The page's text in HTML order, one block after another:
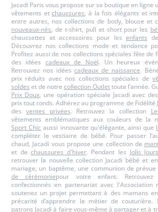
Jacadi Paris vous propose sur sa boutique en ligne
vêtements etchaussures, à la fois élégants et
entre autres, nos collections de body, blouse et
nouveaux-nés, de t-shirt, pull et short pour les
chaussettes et accessoires pour lesenfants
Découvrez nos collections mode et tendance
Profitez aussi de nos collections spéciales fête de
des idées cadeaux de Noël. Un heureux
Retrouvez nos idéescadeaux de naissance.
prix réduits avec nos collections spéciales de
soldes et de notre collection Outlettoute l’année.
Prix Doux, une opération spéciale Jacadi avec
prix tout ronds. Adhérez au programme de Fidélité
des ventes privées. Retrouvez la collection
vêtements emblématiques aux couleurs de la
Sport Chic aussi innovante qu'élégante, ainsi que
compléter le vestiaire de bébé. Pour passer
chaud, Jacadi vous propose une collection de
et dechaussures d'hiver. Pendant les Jolis Jours
retrouver la nouvelle collection Jacadi bébé et
mariage, un baptême, une communion de prévue
de cérémoniepour votre enfant.
confectionnés en partenariat avec l'Association
soutenez un projet permettant à des mamans
précarité d’apprendre le métier de couturière.
patrons Jacadi à faire vous-même à partager et à